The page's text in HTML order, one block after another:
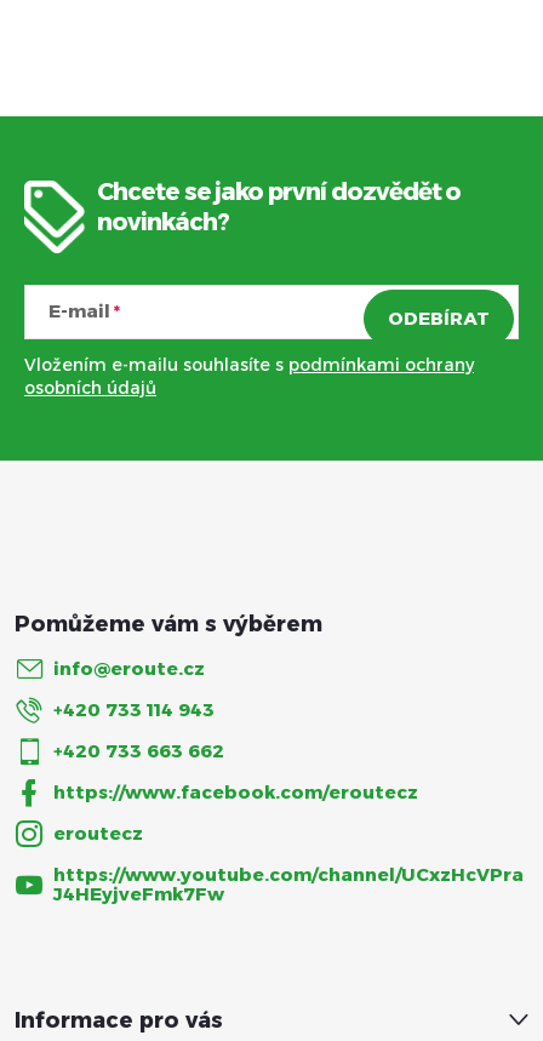
ý
i
u
Z
á
p
a
t
Chcete se jako první dozvědět o
novinkách?
E-mail
Vložením e-mailu souhlasíte s podmínkami ochrany
osobních údajů
ODEBÍRAT
info@eroute.cz
+420 733 114 943
+420 733 663 662
https://www.facebook.com/eroutecz
eroutecz
https://www.youtube.com/channel/UCxzHcVPra
J4HEyjveFmk7Fw
Informace pro vás